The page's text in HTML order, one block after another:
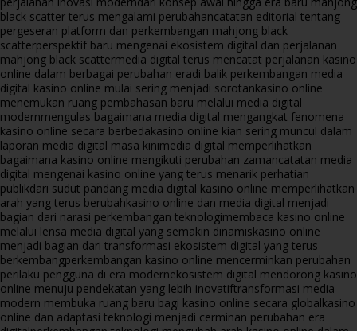
black scatter terus mengalami perubahancatatan editorial tentang
pergeseran platform dan perkembangan mahjong black
scatterperspektif baru mengenai ekosistem digital dan perjalanan
mahjong black scattermedia digital terus mencatat perjalanan kasino
online dalam berbagai perubahan eradi balik perkembangan media
digital kasino online mulai sering menjadi sorotankasino online
menemukan ruang pembahasan baru melalui media digital
modernmengulas bagaimana media digital mengangkat fenomena
kasino online secara berbedakasino online kian sering muncul dalam
laporan media digital masa kinimedia digital memperlihatkan
bagaimana kasino online mengikuti perubahan zamancatatan media
digital mengenai kasino online yang terus menarik perhatian
publikdari sudut pandang media digital kasino online memperlihatkan
arah yang terus berubahkasino online dan media digital menjadi
bagian dari narasi perkembangan teknologimembaca kasino online
melalui lensa media digital yang semakin dinamiskasino online
menjadi bagian dari transformasi ekosistem digital yang terus
berkembangperkembangan kasino online mencerminkan perubahan
perilaku pengguna di era modernekosistem digital mendorong kasino
online menuju pendekatan yang lebih inovatiftransformasi media
modern membuka ruang baru bagi kasino online secara globalkasino
online dan adaptasi teknologi menjadi cerminan perubahan era